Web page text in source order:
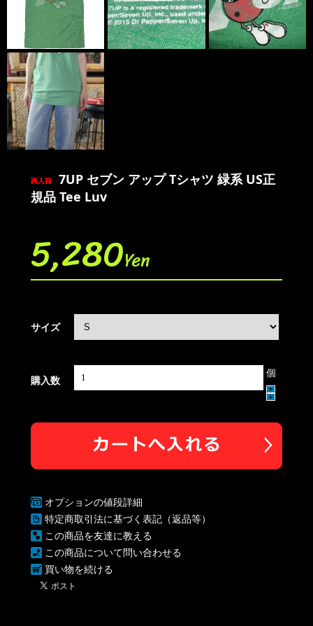
7UP セブン アップ Tシャツ 緑系 US正
規品 Tee Luv
5,280Yen
サイズ
購入数
個
オプションの値段詳細
特定商取引法に基づく表記（返品等）
この商品を友達に教える
この商品について問い合わせる
買い物を続ける